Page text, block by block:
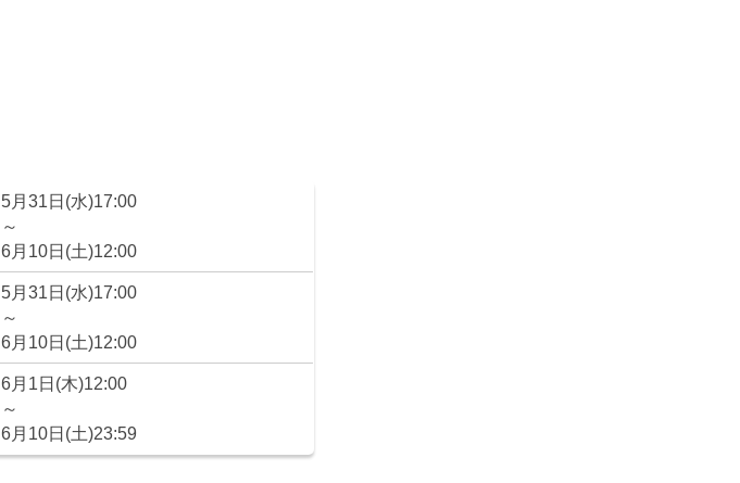
5月31日(水)17:00
～
6月10日(土)12:00
5月31日(水)17:00
～
6月10日(土)12:00
6月1日(木)12:00
～
6月10日(土)23:59